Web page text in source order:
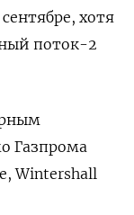
хотя
поток-2
Газпрома
Wintershall